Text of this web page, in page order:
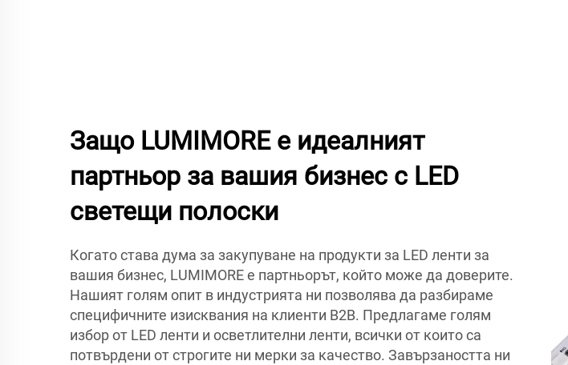
Защо LUMIMORE е идеалният
партньор за вашия бизнес с LED
светещи полоски
Когато става дума за закупуване на продукти за LED ленти за
вашия бизнес, LUMIMORE е партньорът, който може да доверите.
Нашият голям опит в индустрията ни позволява да разбираме
специфичните изисквания на клиенти B2B. Предлагаме голям
избор от LED ленти и осветлителни ленти, всички от които са
потвърдени от строгите ни мерки за качество. Завързаността ни